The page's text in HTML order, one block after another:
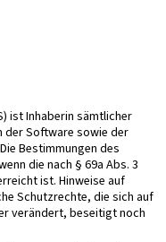
ist Inhaberin sämtlicher
der Software sowie der
Bestimmungen des
die nach § 69a Abs. 3
ist. Hinweise auf
Schutzrechte, die sich auf
verändert, beseitigt noch